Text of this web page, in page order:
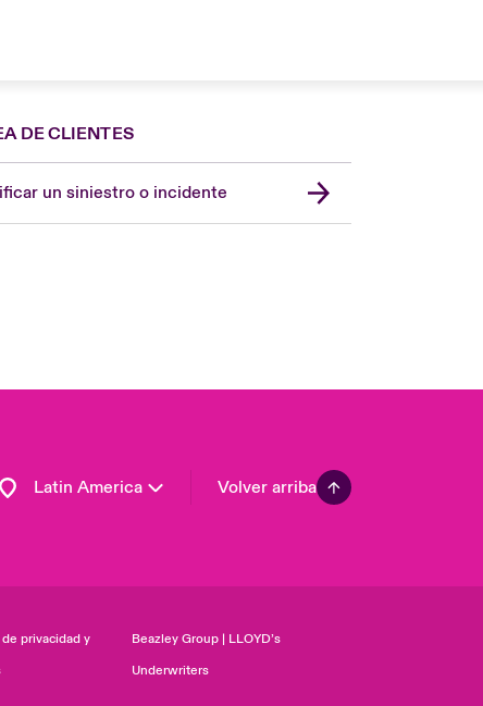
DE CLIENTES
un siniestro o incidente
Latin America
London Market
Volver arriba
privacidad y
Beazley Group | LLOYD’s
Underwriters